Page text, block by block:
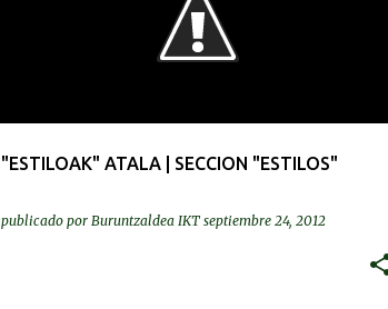
"ESTILOAK" ATALA | SECCION "ESTILOS"
publicado por Buruntzaldea IKT septiembre 24, 2012